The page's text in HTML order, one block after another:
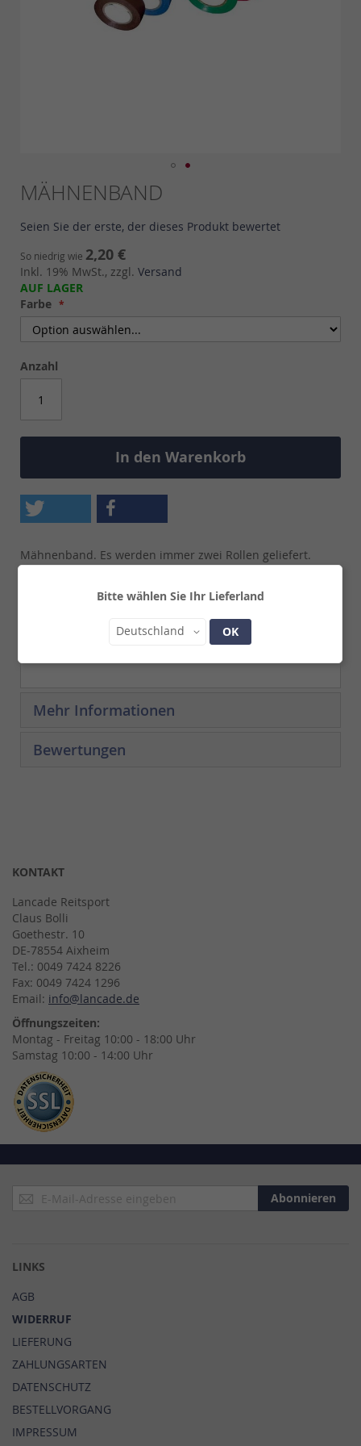
Bitte wählen Sie Ihr Lieferland
Land
Deutschland OK
Skip
to
beginning
of
the
images
gallery
MÄHNENBAND
Seien Sie der erste, der dieses Produkt bewertet
So niedrig wie 2,20 €
Inkl. 19% MwSt., zzgl. Versand
AUF LAGER
Farbe
Anzahl
In den Warenkorb
Mähnenband. Es werden immer zwei Rollen geliefert.
Mehr Informationen
Bewertungen
KONTAKT
Lancade Reitsport
Claus Bolli
Goethestr. 10
DE-78554 Aixheim
Tel.: 0049 7424 8226
Fax: 0049 7424 1296
Email: info@lancade.de
Öffnungszeiten:
Montag - Freitag 10:00 - 18:00 Uhr
Samstag 10:00 - 14:00 Uhr
Anmeldung
zum
Abonnieren
LINKS
AGB
WIDERRUF
LIEFERUNG
ZAHLUNGSARTEN
DATENSCHUTZ
BESTELLVORGANG
IMPRESSUM